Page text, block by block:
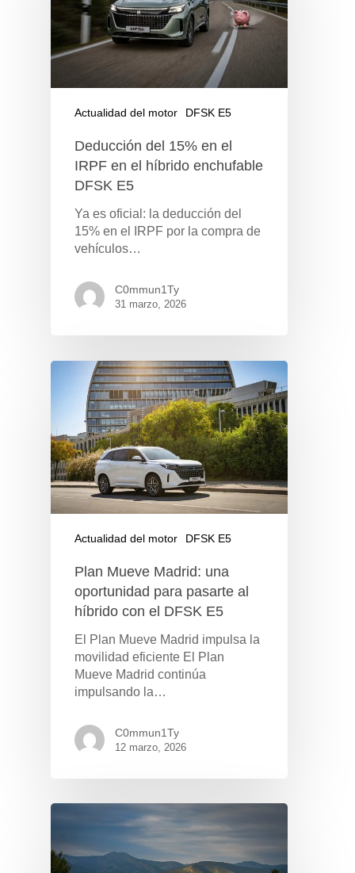
Actualidad del motor DFSK E5
Deducción del 15% en el
IRPF en el híbrido enchufable
DFSK E5
Ya es oficial: la deducción del
15% en el IRPF por la compra de
vehículos…
C0mmun1Ty
31 marzo, 2026
Actualidad del motor DFSK E5
Plan Mueve Madrid: una
oportunidad para pasarte al
híbrido con el DFSK E5
El Plan Mueve Madrid impulsa la
movilidad eficiente El Plan
Mueve Madrid continúa
impulsando la…
C0mmun1Ty
12 marzo, 2026